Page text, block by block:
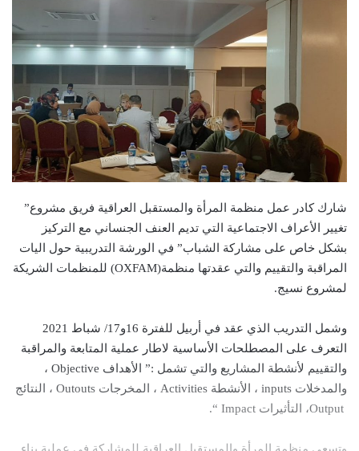
شارك كادر عمل منظمة المرأة والمستقبل العراقية فريق مشروع”
تغيير الأعراف الاجتماعية التي تديم العنف الجنساني مع التركيز
بشكل خاص على مشاركة الشباب” في الورشة التدريبية حول اليات
المراقبة والتقييم والتي عقدتها منظمة(OXFAM) للمنظمات الشريكة
لمشروع نسيج.
وشمل التدريب الذي عقد في أربيل للفترة 16و17/ شباط 2021
التعرف على المصطلحات الأساسية لاطار عملية المتابعة والمراقبة
والتقييم لأنشطة المشاريع والتي تشمل :” الأهداف Objective ،
والمدخلات inputs ، الأنشطة Activities ، المخرجات Outouts ، النتائج